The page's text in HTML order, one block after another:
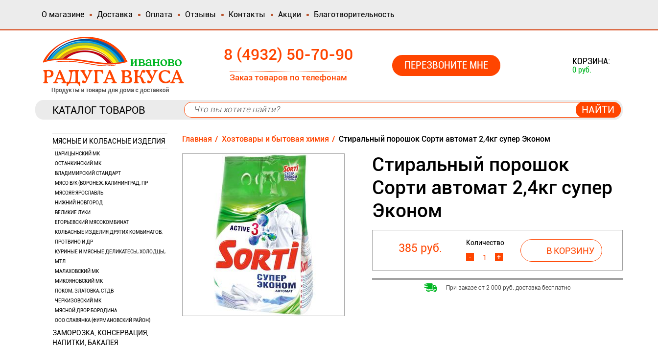
О магазине Доставка Оплата Отзывы Контакты Акции Благотворительность
8 (4932) 50-70-90
Заказ товаров по телефонам
ПЕРЕЗВОНИТЕ МНЕ КОРЗИНА:
0 руб.
КАТАЛОГ ТОВАРОВ
МЯСНЫЕ И КОЛБАСНЫЕ ИЗДЕЛИЯ
ЦАРИЦЫНСКИЙ МК
ОСТАНКИНСКИЙ МК
ВЛАДИМИРСКИЙ СТАНДАРТ
МЯСО В/К (ВОРОНЕЖ, КАЛИНИНГРАД, ПР
МЯСОЯР, ЯРОСЛАВЛЬ
НИЖНИЙ НОВГОРОД
ВЕЛИКИЕ ЛУКИ
ЕГОРЬЕВСКИЙ МЯСОКОМБИНАТ
КОЛБАСНЫЕ ИЗДЕЛИЯ ДРУГИХ КОМБИНАТОВ,
ПРОТВИНО И ДР
КУРИНЫЕ И МЯСНЫЕ ДЕЛИКАТЕСЫ, ХОЛОДЦЫ,
МТЛ
МАЛАХОВСКИЙ МК
МИКОЯНОВСКИЙ МК
ПОКОМ, ЗЛАТОВКА, СТДВ
ЧЕРКИЗОВСКИЙ МК
МЯСНОЙ ДВОР БОРОДИНА
ООО СЛАВЯНКА (ФУРМАНОВСКИЙ РАЙОН)
ЗАМОРОЗКА, КОНСЕРВАЦИЯ,
НАПИТКИ, БАКАЛЕЯ
Главная Хозтовары и бытовая химия Стиральный порошок Сорти автомат 2,4кг супер Эконом
Стиральный порошок
Сорти автомат 2,4кг супер
Эконом
385 руб.
Количество
+
-
При заказе от 2 000 руб. доставка бесплатно